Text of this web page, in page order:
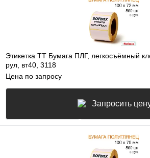
Этикетка ТТ Бумага ПЛГ, легкосъёмный
рул, вт40, 3118
Цена по запросу
Запросить